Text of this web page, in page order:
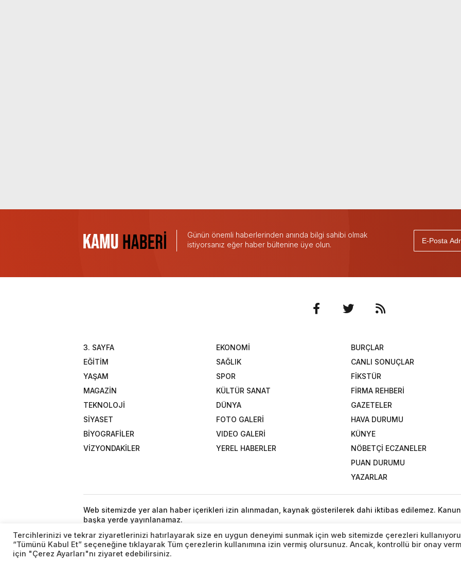
Günün önemli haberlerinden anında bilgi sahibi olmak
istiyorsanız eğer haber bültenine üye olun.
3. SAYFA
EKONOMİ
EĞİTİM
SAĞLIK
YAŞAM
SPOR
MAGAZİN
KÜLTÜR SANAT
TEKNOLOJİ
DÜNYA
SİYASET
FOTO GALERİ
BİYOGRAFİLER
VIDEO GALERİ
VİZYONDAKİLER
YEREL HABERLER
BURÇLAR
CANLI SONUÇLAR
FİKSTÜR
FİRMA REHBERİ
GAZETELER
HAVA DURUMU
KÜNYE
NÖBETÇİ ECZANELER
PUAN DURUMU
YAZARLAR
Web sitemizde yer alan haber içerikleri izin alınmadan, kaynak gösterilerek dahi iktibas edilemez.
başka yerde yayınlanamaz.
Tercihlerinizi ve tekrar ziyaretlerinizi hatırlayarak size en uygun deneyimi sunmak için web sitemizde çerezleri
“Tümünü Kabul Et” seçeneğine tıklayarak Tüm çerezlerin kullanımına izin vermiş olursunuz. Ancak, kontrollü bir onay
için "Çerez Ayarları"nı ziyaret edebilirsiniz.